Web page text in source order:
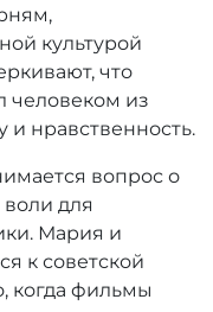
культурой
что
человеком из
и нравственность.
вопрос о
для
Мария и
к советской
когда фильмы